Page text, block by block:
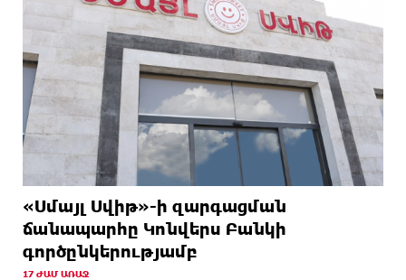
«Սմայլ Սվիթ»-ի զարգացման
ճանապարհը Կոնվերս Բանկի
գործընկերությամբ
17 ԺԱՄ ԱՌԱՋ